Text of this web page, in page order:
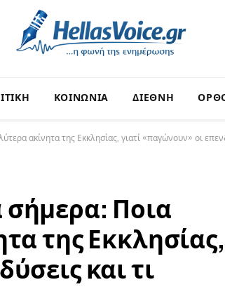
ΚΟΙΝΩΝΙΑ ΔΙΕΘΝΗ
ακίνητα της Εκκλησίας, γιατί «παγώνουν» οι
σήμερα: Ποια
της Εκκλησίας,
και τι